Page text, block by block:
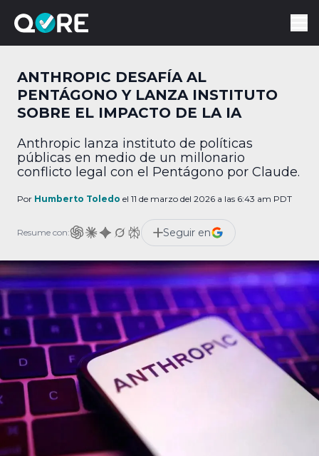
ANTHROPIC DESAFÍA AL
PENTÁGONO Y LANZA INSTITUTO
SOBRE EL IMPACTO DE LA IA
Anthropic lanza instituto de políticas
públicas en medio de un millonario
conflicto legal con el Pentágono por Claude.
Por Humberto Toledo el 11 de marzo del 2026 a las 6:43 am PDT
Resume con: Seguir en